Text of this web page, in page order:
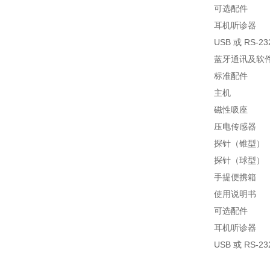
可选配件
耳机听诊器
USB 或 RS-
蓝牙通讯及软
标准配件
主机
磁性吸座
压电传感器
探针（锥型）
探针（球型）
手提便携箱
使用说明书
可选配件
耳机听诊器
USB 或 RS-